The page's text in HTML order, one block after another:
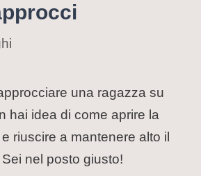
una ragazza su
hai idea di come aprire la
riuscire a mantenere alto il
nel posto giusto!